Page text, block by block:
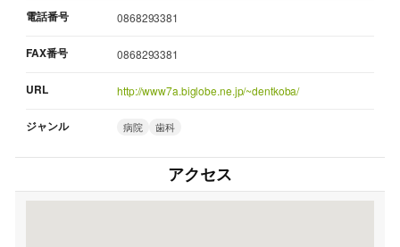
電話番号 0868293381
FAX番号 0868293381
URL http://www7a.biglobe.ne.jp/~dentkoba/
ジャンル 病院 歯科
アクセス